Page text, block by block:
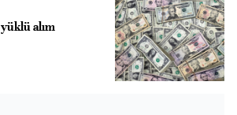
alım